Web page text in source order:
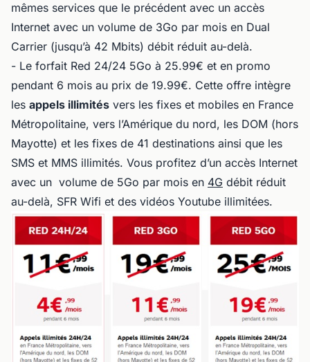
mêmes services que le précédent avec un accès
Internet avec un volume de 3Go par mois en Dual
Carrier (jusqu’à 42 Mbits) débit réduit au-delà.
- Le forfait Red 24/24 5Go à 25.99€ et en promo
pendant 6 mois au prix de 19.99€. Cette offre intègre
les appels illimités vers les fixes et mobiles en France
Métropolitaine, vers l’Amérique du nord, les DOM (hors
Mayotte) et les fixes de 41 destinations ainsi que les
SMS et MMS illimités. Vous profitez d’un accès Internet
avec un volume de 5Go par mois en 4G débit réduit
au-delà, SFR Wifi et des vidéos Youtube illimitées.